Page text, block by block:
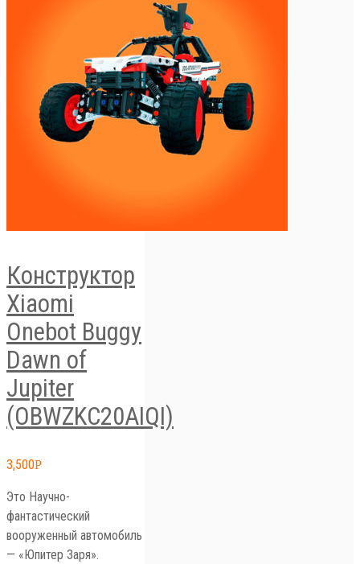
Конструктор
Xiaomi
Onebot Buggy
Dawn of
Jupiter
(OBWZKC20AIQI)
3,500Р
Это Научно-
фантастический
вооруженный автомобиль
— «Юпитер Заря».